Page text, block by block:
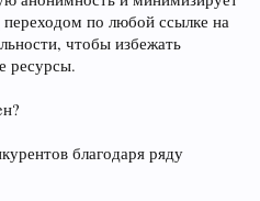
по любой ссылке на
чтобы избежать
ресурсы.
благодаря ряду